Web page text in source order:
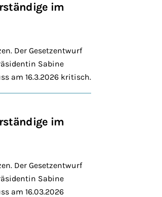
im
Der Gesetzentwurf
Sabine
am 16.3.2026 kritisch.
im
Der Gesetzentwurf
Sabine
am 16.03.2026